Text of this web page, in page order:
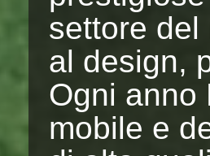
settore del
al design,
Ogni anno
mobile e